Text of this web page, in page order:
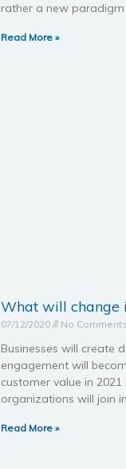
rather a new paradigm
Read More »
What will change
07/12/2020 No Comments
Businesses will create
engagement will
customer value in
organizations will join in
Read More »